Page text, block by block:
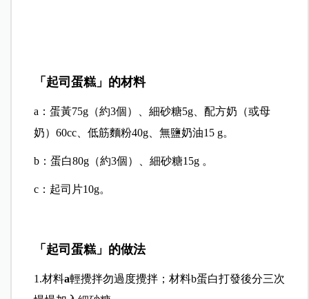
「起司蛋糕」的材料
a：蛋黃75g（約3個）、細砂糖5g、配方奶（或母
奶）60cc、低筋麵粉40g、無鹽奶油15 g。
b：蛋白80g（約3個）、細砂糖15g 。
c：起司片10g。
「起司蛋糕」的做法
1.材料a輕攪拌勿過度攪拌；材料b蛋白打發後分三次